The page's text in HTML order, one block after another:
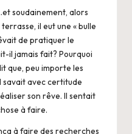
soudainement, alors
il eut une « bulle
de pratiquer le
il jamais fait? Pourquoi
que, peu importe les
savait avec certitude
son rêve. Il sentait
à faire.
à faire des recherches